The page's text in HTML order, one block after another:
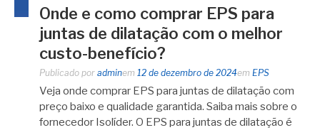
Onde e como comprar EPS para
juntas de dilatação com o melhor
custo-benefício?
Publicado por adminem 12 de dezembro de 2024em EPS
Veja onde comprar EPS para juntas de dilatação com
preço baixo e qualidade garantida. Saiba mais sobre o
fornecedor Isolíder. O EPS para juntas de dilatação é